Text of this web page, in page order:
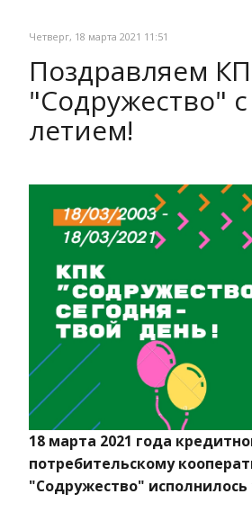
Четверг, 18 марта 2021 11:51
Поздравляем
"Содружество"
летием!
18 марта 2021 года
потребительскому
"Содружество" исполнилось